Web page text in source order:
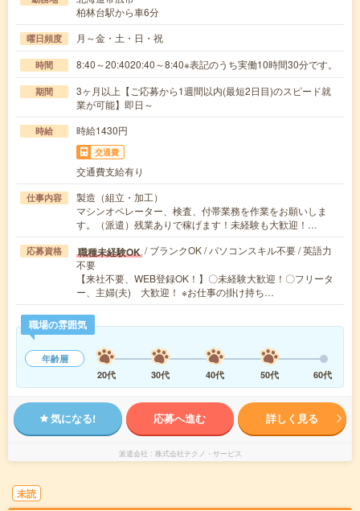
柏林台駅から車6分
曜日頻度 月～金・土・日・祝
時間 8:40～20:4020:40～8:40※表記のうち実働10時間30分です。
期間
3ヶ月以上【ご応募から1週間以内(最短2日目)のスピード就
業が可能】即日～
時給 時給1430円
交通費
交通費支給有り
仕事内容
製造（組立・加工）
マシンオペレーター、検査、付帯業務を作業をお願いしま
す。（派遣）残業ありで稼げます！未経験も大歓迎！…
応募資格 職種未経験OK / ブランクOK / パソコンスキル不要 / 英語力
不要
【来社不要、WEB登録OK！】〇未経験大歓迎！〇フリータ
ー、主婦(夫) 大歓迎！ ※お仕事の掛け持ち…
職場の雰囲気
年齢層
20代
30代 40代 50代 60代
気になる! 応募へ進む 詳しく見る
派遣会社 株式会社テクノ・サービス
未読